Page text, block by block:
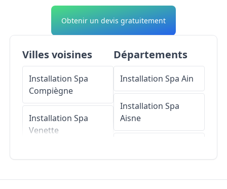
Obtenir un devis gratuitement
Villes voisines
Installation Spa
Compiègne
Installation Spa
Venette
Installation Spa
Départements
Installation Spa Ain
Installation Spa
Aisne
Allier